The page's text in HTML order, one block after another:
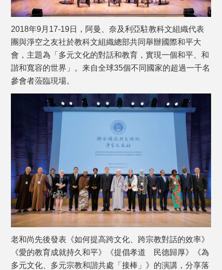
2018年9月17-19日，阿曼、奈及利亞駐教科文組織代表
團與淨空之友社於教科文組織總部共同舉辦國際和平大
會，主題為「多元文化的對話和教育，實現一個和平、和
諧和寬容的世界」。来自全球35個不同國家的超過一千名
參會者蒞臨現場。
老和尚先後發表《如何提高跨文化、跨宗教對話的效率》
《愛的教育成就持久和平》《提倡孝道 民德歸厚》《為
多元文化、多元宗教和諧共處「接棒」》的演講，分享落